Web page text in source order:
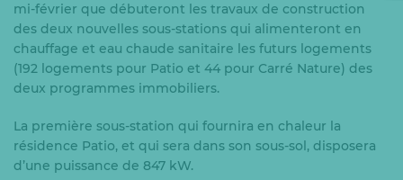
mi-février que débuteront les travaux de construction
des deux nouvelles sous-stations qui alimenteront en
chauffage et eau chaude sanitaire les futurs logements
(192 logements pour Patio et 44 pour Carré Nature) des
deux programmes immobiliers.
La première sous-station qui fournira en chaleur la
résidence Patio, et qui sera dans son sous-sol, disposera
d’une puissance de 847 kW.